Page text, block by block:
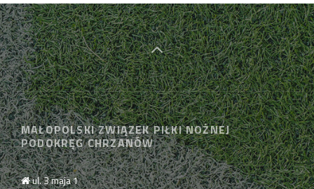
MAŁOPOLSKI ZWIĄZEK PIŁKI NOŻNEJ
PODOKRĘG CHRZANÓW
ul. 3 maja 1